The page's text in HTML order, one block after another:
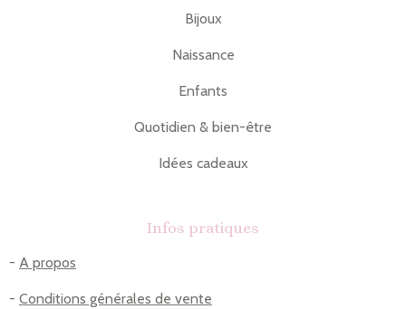
Bijoux
Naissance
Enfants
Quotidien & bien-être
Idées cadeaux
Infos pratiques
- A propos
- Conditions générales de vente